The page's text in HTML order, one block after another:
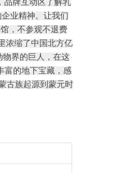
品牌互动区了解乳
业精神。让我们
，不参观不退费
浓缩了中国北方亿
物界的巨人，在这
富的地下宝藏，感
古族起源到蒙元时